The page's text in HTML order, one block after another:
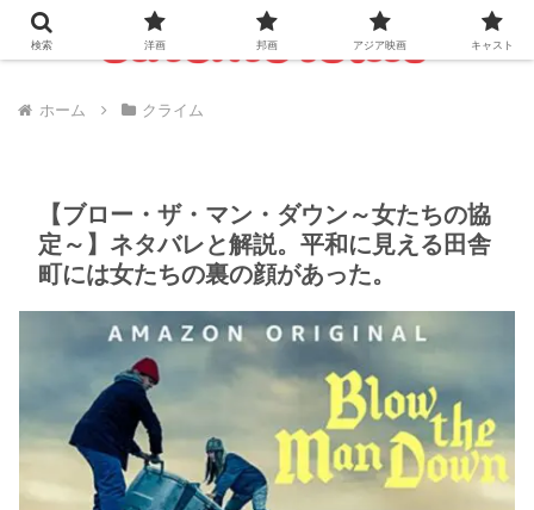
ホーム クライム
【ブロー・ザ・マン・ダウン～女たちの協
定～】ネタバレと解説。平和に見える田舎
町には女たちの裏の顔があった。
検索 洋画 邦画 アジア映画 キャスト